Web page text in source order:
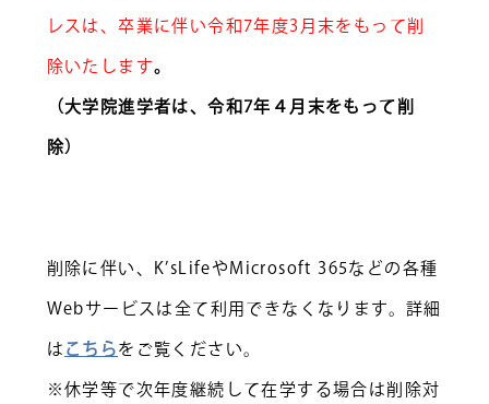
レスは、卒業に伴い令和7年度3月末をもって削
除いたします。
（大学院進学者は、令和7年４月末をもって削
除）
削除に伴い、K’sLifeやMicrosoft 365などの各種
Webサービスは全て利用できなくなります。詳細
はこちらをご覧ください。
※休学等で次年度継続して在学する場合は削除対